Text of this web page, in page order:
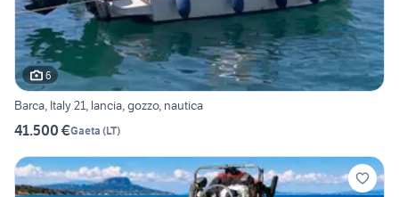
6
Barca, Italy 21, lancia, gozzo, nautica
41.500 €Gaeta (LT)